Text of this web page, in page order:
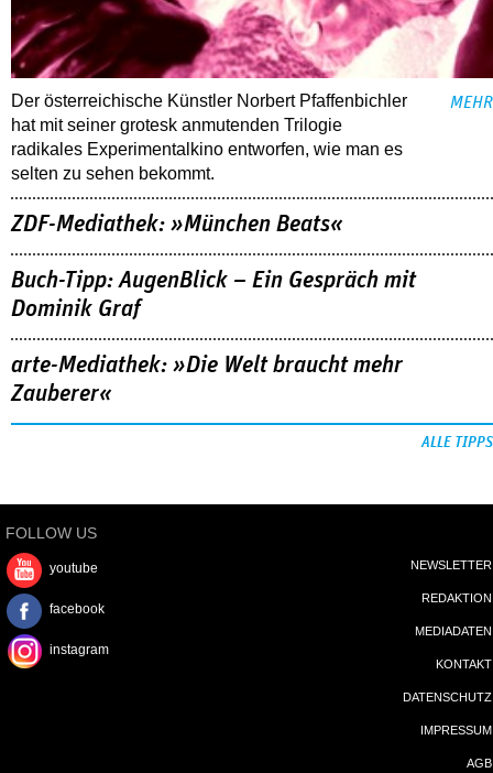
Der österreichische Künstler Norbert Pfaffenbichler
hat mit seiner grotesk anmutenden Trilogie
radikales Experimentalkino entworfen, wie man es
selten zu sehen bekommt.
MEHR
ZDF-Mediathek: »München Beats«
Buch-Tipp: AugenBlick – Ein Gespräch mit
Dominik Graf
arte-Mediathek: »Die Welt braucht mehr
Zauberer«
ALLE TIPPS
FOLLOW US
youtube
facebook
instagram
NEWSLETTER
REDAKTION
MEDIADATEN
KONTAKT
DATENSCHUTZ
IMPRESSUM
AGB